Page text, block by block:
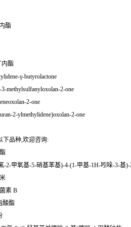
酯
内酯
γ-butyrolactone
methylsulfanyloxolan-2-one
2-one
2-ylmethylidene)oxolan-2-one
下品种,欢迎咨询:
-2-甲氧基-5-硝基苯基)-4-(1-甲基-1H-吲哚-3-基
素 B
酸酯